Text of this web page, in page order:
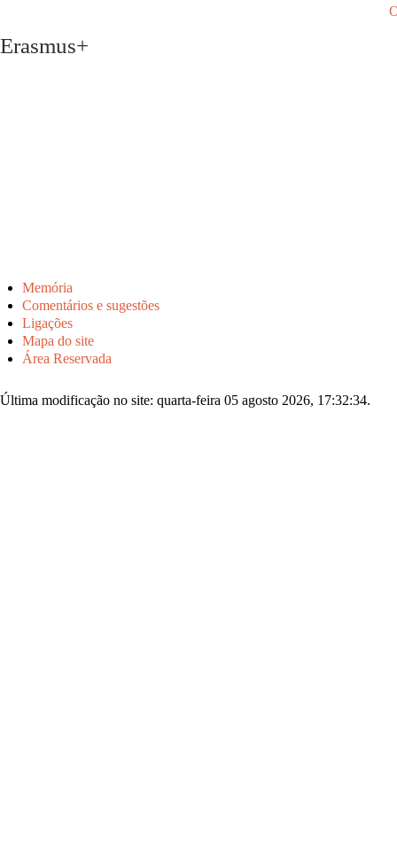
Erasmus+
Memória
Comentários e sugestões
Ligações
Mapa do site
Área Reservada
Última modificação no site: quarta-feira 05 agosto 2026, 17:32:34.